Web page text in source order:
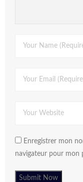
Enregistrer mon
navigateur pour mon